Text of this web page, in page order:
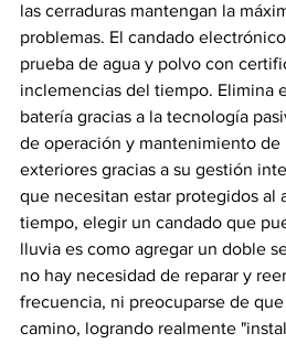
las cerraduras mantengan la
problemas. El candado
prueba de agua y polvo con
inclemencias del tiempo. Elimina
batería gracias a la tecnología
de operación y mantenimiento de
exteriores gracias a su gestión
que necesitan estar protegidos al
tiempo, elegir un candado que
lluvia es como agregar un doble
no hay necesidad de reparar y
frecuencia, ni preocuparse de
camino, logrando realmente